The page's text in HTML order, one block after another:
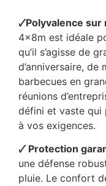
🗸Polyvalence sur
4x8m est idéale
qu’il s’agisse de
d’anniversaire, de
barbecues en
réunions
défini et vaste qui
à vos exigences.
🗸 Protection
une défense
pluie. Le confort